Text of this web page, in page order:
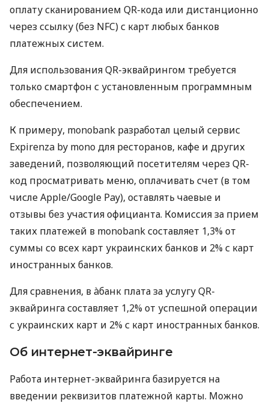
оплату сканированием QR-кода или дистанционно
через ссылку (без NFC) с карт любых банков
платежных систем.
Для использования QR-эквайрингом требуется
только смартфон с установленным программным
обеспечением.
К примеру, monobank разработал целый сервис
Expirenza by mono для ресторанов, кафе и других
заведений, позволяющий посетителям через QR-
код просматривать меню, оплачивать счет (в том
числе Apple/Google Pay), оставлять чаевые и
отзывы без участия официанта. Комиссия за прием
таких платежей в monobank составляет 1,3% от
суммы со всех карт украинских банков и 2% с карт
иностранных банков.
Для сравнения, в àбанк плата за услугу QR-
эквайринга составляет 1,2% от успешной операции
с украинских карт и 2% с карт иностранных банков.
Об интернет-эквайринге
Работа интернет-эквайринга базируется на
введении реквизитов платежной карты. Можно